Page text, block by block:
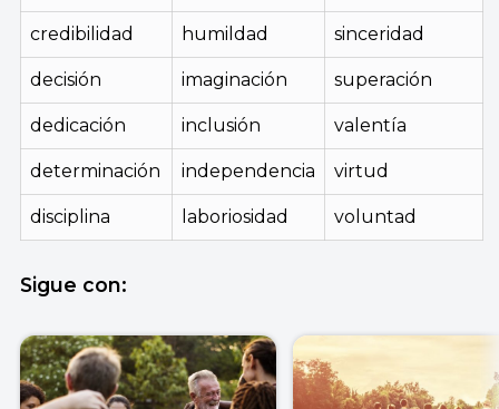
credibilidad humildad sinceridad
decisión imaginación superación
dedicación inclusión valentía
determinación independencia virtud
disciplina laboriosidad voluntad
Sigue con: